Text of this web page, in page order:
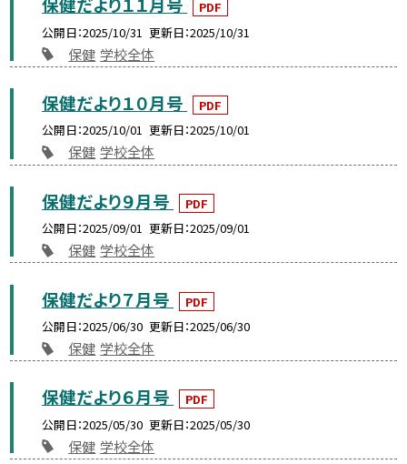
PDF
公開日 2025/10/31 更新日 2025/10/31
保健 学校全体
保健だより１０月号
PDF
公開日 2025/10/01 更新日 2025/10/01
保健 学校全体
保健だより９月号
PDF
公開日 2025/09/01 更新日 2025/09/01
保健 学校全体
保健だより７月号
PDF
公開日 2025/06/30 更新日 2025/06/30
保健 学校全体
保健だより６月号
PDF
公開日 2025/05/30 更新日 2025/05/30
保健 学校全体